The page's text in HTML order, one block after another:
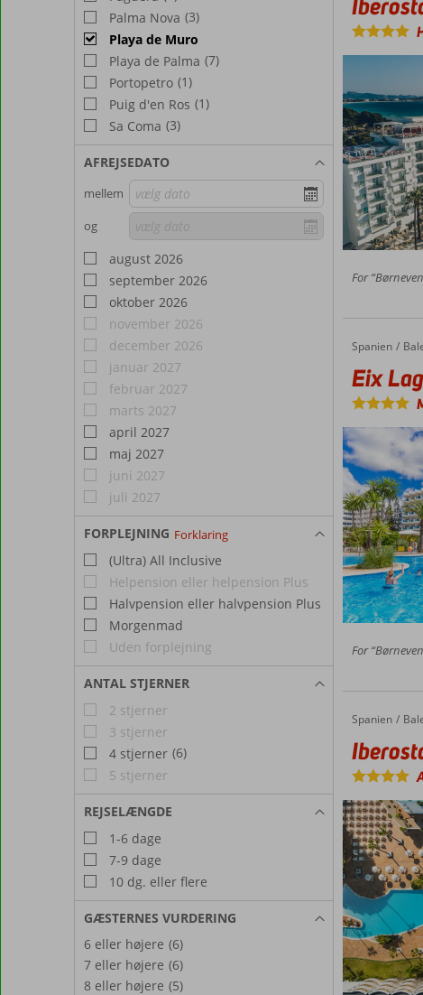
Palma Nova (3)
Playa de Muro
Playa de Palma (7)
Portopetro (1)
Puig d'en Ros (1)
Sa Coma (3)
AFREJSEDATO
mellem
og
august 2026
september 2026
oktober 2026
november 2026
december 2026
januar 2027
februar 2027
marts 2027
april 2027
maj 2027
juni 2027
juli 2027
FORPLEJNING Forklaring
(Ultra) All Inclusive
Helpension eller helpension Plus
Halvpension eller halvpension Plus
Morgenmad
Uden forplejning
ANTAL STJERNER
2 stjerner
3 stjerner
4 stjerner (6)
5 stjerner
REJSELÆNGDE
1-6 dage
7-9 dage
10 dg. eller flere
GÆSTERNES VURDERING
6 eller højere (6)
7 eller højere (6)
8 eller højere (5)
For
Forside
Spanien
Eix Lagotel Hotel
Eix
For
Forside
Spanien
Iberostar Selection Albufera Park